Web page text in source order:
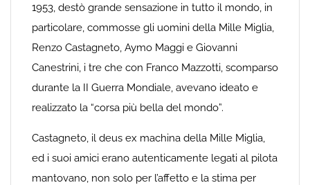
1953, destò grande sensazione in tutto il mondo, in
particolare, commosse gli uomini della Mille Miglia,
Renzo Castagneto, Aymo Maggi e Giovanni
Canestrini, i tre che con Franco Mazzotti, scomparso
durante la II Guerra Mondiale, avevano ideato e
realizzato la “corsa più bella del mondo”.
Castagneto, il deus ex machina della Mille Miglia,
ed i suoi amici erano autenticamente legati al pilota
mantovano, non solo per l’affetto e la stima per